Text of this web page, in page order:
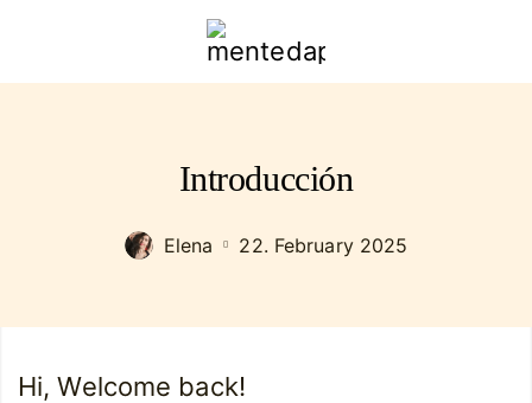
mentedapoder.com
Introducción
Elena 22. February 2025
Hi, Welcome back!